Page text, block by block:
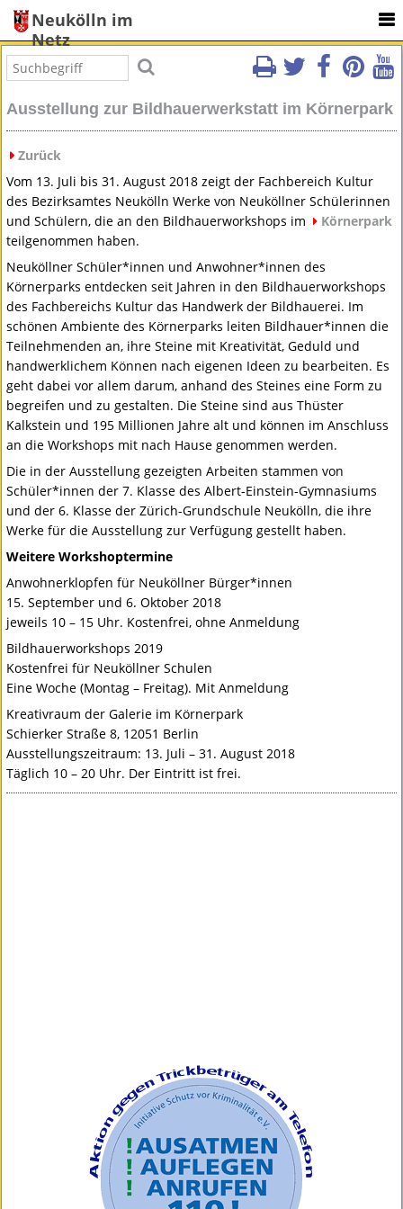
Neukölln im
Netz
Ausstellung zur Bildhauerwerkstatt im Körnerpark
Zurück
Vom 13. Juli bis 31. August 2018 zeigt der Fachbereich Kultur
des Bezirksamtes Neukölln Werke von Neuköllner Schülerinnen
und Schülern, die an den Bildhauerworkshops im
Körnerpark
teilgenommen haben.
Neuköllner Schüler*innen und Anwohner*innen des
Körnerparks entdecken seit Jahren in den Bildhauerworkshops
des Fachbereichs Kultur das Handwerk der Bildhauerei. Im
schönen Ambiente des Körnerparks leiten Bildhauer*innen die
Teilnehmenden an, ihre Steine mit Kreativität, Geduld und
handwerklichem Können nach eigenen Ideen zu bearbeiten. Es
geht dabei vor allem darum, anhand des Steines eine Form zu
begreifen und zu gestalten. Die Steine sind aus Thüster
Kalkstein und 195 Millionen Jahre alt und können im Anschluss
an die Workshops mit nach Hause genommen werden.
Die in der Ausstellung gezeigten Arbeiten stammen von
Schüler*innen der 7. Klasse des Albert-Einstein-Gymnasiums
und der 6. Klasse der Zürich-Grundschule Neukölln, die ihre
Werke für die Ausstellung zur Verfügung gestellt haben.
Weitere Workshoptermine
Anwohnerklopfen für Neuköllner Bürger*innen
15. September und 6. Oktober 2018
jeweils 10 – 15 Uhr. Kostenfrei, ohne Anmeldung
Bildhauerworkshops 2019
Kostenfrei für Neuköllner Schulen
Eine Woche (Montag – Freitag). Mit Anmeldung
Kreativraum der Galerie im Körnerpark
Schierker Straße 8, 12051 Berlin
Ausstellungszeitraum: 13. Juli – 31. August 2018
Täglich 10 – 20 Uhr. Der Eintritt ist frei.